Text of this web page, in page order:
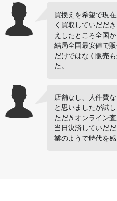
買換えを希望で現
く買取していだだ
えしたところ全国
結局全国最安値で
だけではなく販売
た。
店舗なし、人件費
と思いましたが試
ただきオンライン
当日決済していだ
業のようで時代を感